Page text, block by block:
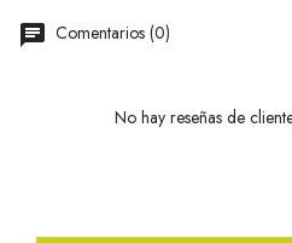
Comentarios (0)
No hay reseñas de